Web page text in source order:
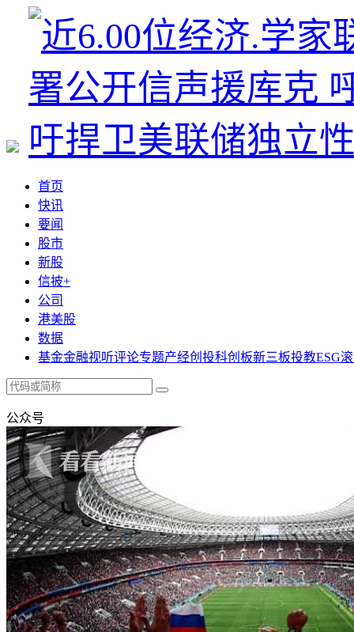
首页
快讯
要闻
股市
新股
信披+
公司
港美股
数据
基金金融视听评论专题产经创投科创板新三板投教ESG
公众号